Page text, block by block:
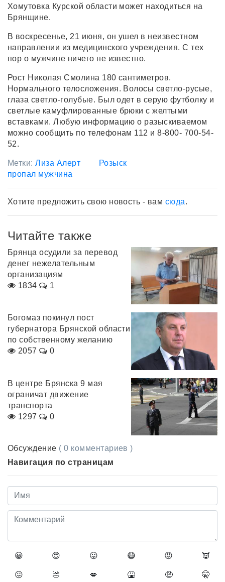
Хомутовка Курской области может находиться на
Брянщине.
В воскресенье, 21 июня, он ушел в неизвестном
направлении из медицинского учреждения. С тех
пор о мужчине ничего не известно.
Рост Николая Смолина 180 сантиметров.
Нормального телосложения. Волосы светло-русые,
глаза светло-голубые. Был одет в серую футболку и
светлые камуфлированные брюки с желтыми
вставками. Любую информацию о разыскиваемом
можно сообщить по телефонам 112 и 8-800- 700-54-
52.
Метки:Лиза Алерт
Розыск
пропал мужчина
Хотите предложить свою новость - вам сюда.
Читайте также
Брянца осудили за перевод
денег нежелательным
организациям
1834
1
Богомаз покинул пост
губернатора Брянской области
по собственному желанию
2057
0
В центре Брянска 9 мая
ограничат движение
транспорта
1297
0
Обсуждение ( 0 комментариев )
Навигация по страницам
😀 😍 😛 😷 😡 👿
😖 💩 💋 🤮 🤑 🤫